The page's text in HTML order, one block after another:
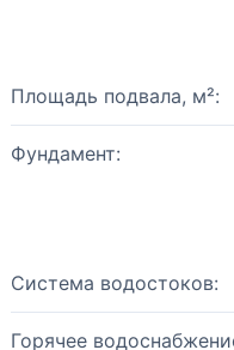
Площадь подвала, м²:
Фундамент:
Система водостоков:
Горячее